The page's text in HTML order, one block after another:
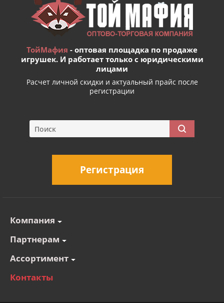
ТойМафия - оптовая площадка по продаже
игрушек. И работает только с юридическими
лицами
Расчет личной скидки и актуальный прайс после
регистрации
Регистрация
Компания
Партнерам
Ассортимент
Контакты